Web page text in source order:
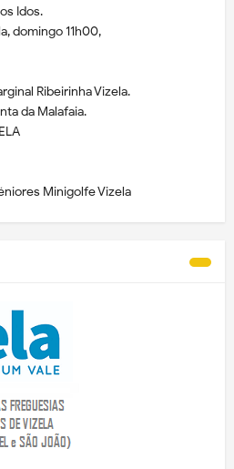
Idos.
domingo 11h00,
Ribeirinha Vizela.
da Malafaia.
Minigolfe Vizela